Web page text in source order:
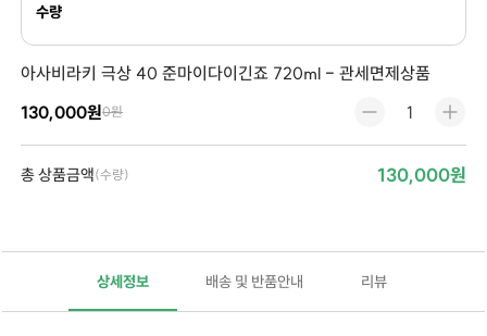
수량
아사비라키 극상 40 준마이다이긴죠 720ml - 관세면제상품
130,000원0원
총 상품금액(수량) 130,000원
상세정보 배송 및 반품안내 리뷰